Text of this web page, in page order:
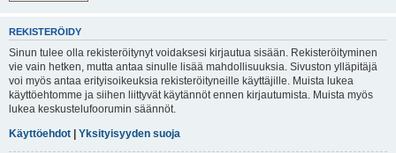
REKISTERÖIDY
Sinun tulee olla rekisteröitynyt voidaksesi kirjautua sisään. Rekisteröityminen
vie vain hetken, mutta antaa sinulle lisää mahdollisuuksia. Sivuston ylläpitäjä
voi myös antaa erityisoikeuksia rekisteröityneille käyttäjille. Muista lukea
käyttöehtomme ja siihen liittyvät käytännöt ennen kirjautumista. Muista myös
lukea keskustelufoorumin säännöt.
Käyttöehdot | Yksityisyyden suoja